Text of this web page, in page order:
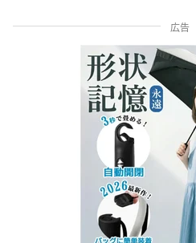
広告